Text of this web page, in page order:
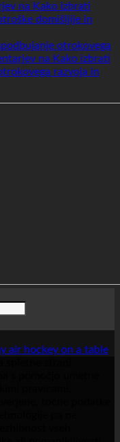
na Kako izbrati
domišljije in
otrokovega
na Kako izbrati
razvoja in